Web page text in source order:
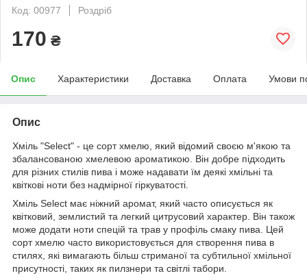
Код: 00977
Роздріб
170 ₴
Опис Характеристики Доставка Оплата Умови
Опис
Хміль "Select" - це сорт хмелю, який відомий своєю м'якою та
збалансованою хмелевою ароматикою. Він добре підходить
для різних стилів пива і може надавати їм деякі хмільні та
квіткові ноти без надмірної гіркуватості.
Хміль Select має ніжний аромат, який часто описується як
квітковий, землистий та легкий цитрусовий характер. Він також
може додати ноти спецій та трав у профіль смаку пива. Цей
сорт хмелю часто використовується для створення пива в
стилях, які вимагають більш стриманої та субтильної хмільної
присутності, таких як пилзнери та світлі табори.